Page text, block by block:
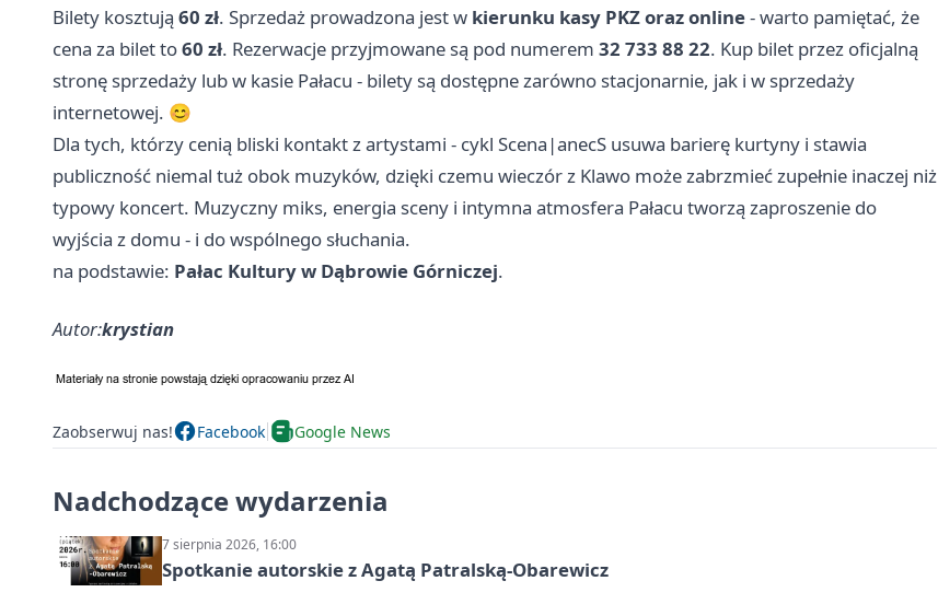
Bilety kosztują 60 zł. Sprzedaż prowadzona jest w kierunku kasy PKZ oraz online- warto pamiętać, że
cena za bilet to60 zł. Rezerwacje przyjmowane są pod numerem 32 733 88 22. Kup bilet przez oficjalną
stronę sprzedaży lub w kasie Pałacu - bilety są dostępne zarówno stacjonarnie, jak i w sprzedaży
internetowej. 😊
Dla tych, którzy cenią bliski kontakt z artystami - cykl Scena|anecS usuwa barierę kurtyny i stawia
publiczność niemal tuż obok muzyków, dzięki czemu wieczór z Klawo może zabrzmieć zupełnie inaczej niż
typowy koncert. Muzyczny miks, energia sceny i intymna atmosfera Pałacu tworzą zaproszenie do
wyjścia z domu - i do wspólnego słuchania.
na podstawie: Pałac Kultury w Dąbrowie Górniczej.
Autor:krystian
Zaobserwuj nas! Facebook Google News
Nadchodzące wydarzenia
7 sierpnia 2026, 16:00
Spotkanie autorskie z Agatą Patralską-Obarewicz